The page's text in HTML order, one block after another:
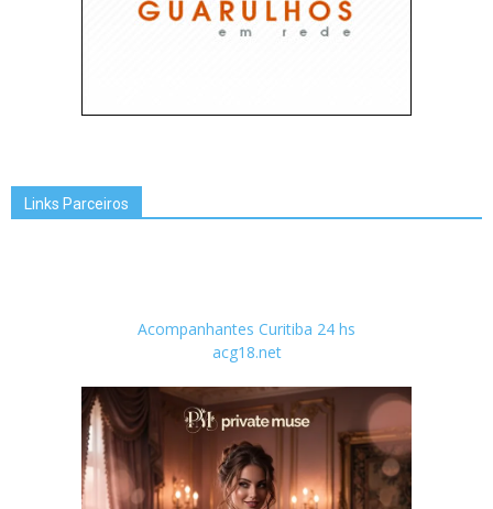
Links Parceiros
Acompanhantes Curitiba 24 hs
acg18.net